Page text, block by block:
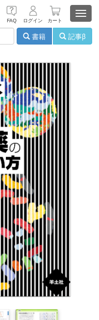
FAQ ログイン カート
書籍
記事β